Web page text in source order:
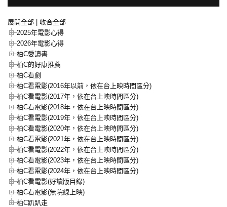
展開全部
收合全部
2025年電影心得
2026年電影心得
柏C愛讀書
柏C的好康推薦
柏C看劇
柏C看電影(2016年以前，依在台上映時間區分)
柏C看電影(2017年，依在台上映時間區分)
柏C看電影(2018年，依在台上映時間區分)
柏C看電影(2019年，依在台上映時間區分)
柏C看電影(2020年，依在台上映時間區分)
柏C看電影(2021年，依在台上映時間區分)
柏C看電影(2022年，依在台上映時間區分)
柏C看電影(2023年，依在台上映時間區分)
柏C看電影(2024年，依在台上映時間區分)
柏C看電影(好讀版目錄)
柏C看電影(無院線上映)
柏C趴趴走